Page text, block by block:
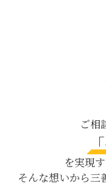
借金 差し押
従業員 損害
債権回収 弁
企業 法律問
子育て 旦
知能犯 とは
パワハラ 防
父親 親権
暴行事件 傷
内容証明郵
債権回収
M&A 日比
離婚 目黒区
労働問題 日
内容証明郵
親権取得
交通事故 新
ご相
を実現
そんな想いから三